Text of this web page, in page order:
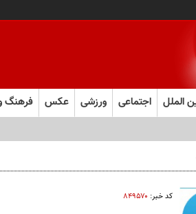
الملل اجتماعی ورزشی عکس فرهنگ
عدن
کد خبر: ۸۴۹۵۷۰